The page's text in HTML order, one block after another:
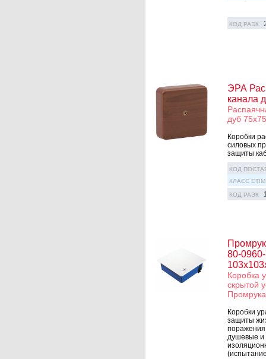
КОД РАЭК
ЭРА
канала
дуб
Коробки
силовых
защиты
КОД
КЛАСС ETIM
КОД РАЭК
80-
Коробка
скрытой
Коробки
защиты
поражения
душевые и